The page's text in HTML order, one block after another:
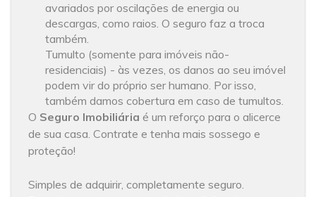
avariados por oscilações de energia ou
descargas, como raios. O seguro faz a troca
também.
Tumulto (somente para imóveis não-
residenciais) - às vezes, os danos ao seu imóvel
podem vir do próprio ser humano. Por isso,
também damos cobertura em caso de tumultos.
O Seguro Imobiliária é um reforço para o alicerce
de sua casa. Contrate e tenha mais sossego e
proteção!
Simples de adquirir, completamente seguro.